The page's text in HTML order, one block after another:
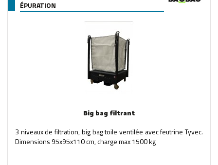
ÉPURATION
Big bag filtrant
3 niveaux de filtration, big bag toile ventilée avec feutrine Tyvec.
Dimensions 95x95x110 cm, charge max 1500 kg